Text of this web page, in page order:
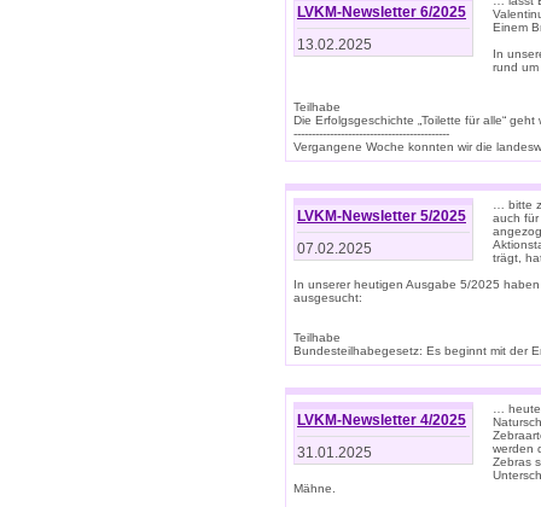
LVKM-Newsletter 6/2025
13.02.2025
Einem
In
rund
Teilhabe
Die Erfolgsgeschichte „Toilette für alle“
-------------------------------------------
Vergangene Woche konnten wir die
LVKM-Newsletter 5/2025
07.02.2025
… bitte
auch für
trägt,
In unserer heutigen Ausgabe 5/2025
ausgesucht:
Teilhabe
Bundesteilhabegesetz: Es beginnt mit der
LVKM-Newsletter 4/2025
31.01.2025
…
werden
Zebras
Mähne.